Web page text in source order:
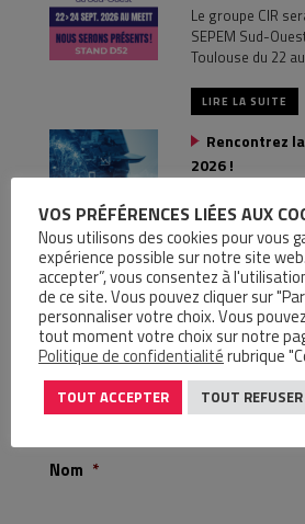
Le groupe CIR
SEPEM Sud-
Toulouse du 22
LIRE LA SUITE
Rencontrez la
2026 !
15 octobre 2026
MEETT
découvrir les
Automatisme,
Hydraulique.
LIRE LA SUITE
NOUS ÉCRIRE
Nom *
VOS PRÉFÉRENCES LIÉES AUX
Nous utilisons des cookies pour vous
expérience possible sur notre site
accepter”, vous consentez à
de ce site. Vous pouvez cliquer sur
personnaliser votre choix. Vous
tout moment votre choix sur notre
Politique de confidentialitérubrique
TOUT ACCEPTER TOUT REFUSER